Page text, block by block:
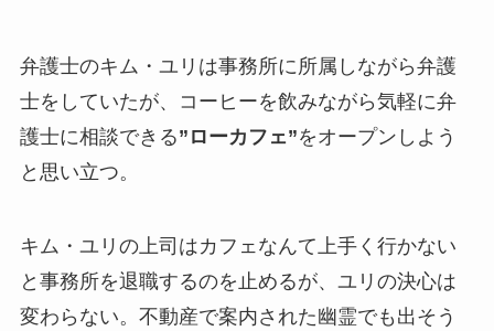
弁護士のキム・ユリは事務所に所属しながら弁護
士をしていたが、コーヒーを飲みながら気軽に弁
護士に相談できる”ローカフェ”をオープンしよう
と思い立つ。
キム・ユリの上司はカフェなんて上手く行かない
と事務所を退職するのを止めるが、ユリの決心は
変わらない。不動産で案内された幽霊でも出そう